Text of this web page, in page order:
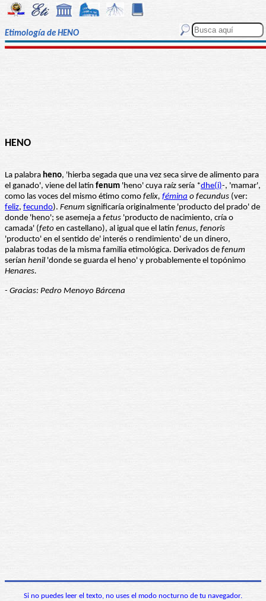
Etimología de HENO
HENO
La palabra heno, 'hierba segada que una vez seca sirve de alimento para
el ganado', viene del latín fenum 'heno' cuya raíz sería *dhe(i)-, 'mamar',
como las voces del mismo étimo como felix, fémina o fecundus (ver:
feliz, fecundo). Fenum significaría originalmente 'producto del prado' de
donde 'heno'; se asemeja a fetus 'producto de nacimiento, cría o
camada' (feto en castellano), al igual que el latín fenus, fenoris
'producto' en el sentido de' interés o rendimiento' de un dinero,
palabras todas de la misma familia etimológica. Derivados de fenum
serían henil 'donde se guarda el heno' y probablemente el topónimo
Henares.
- Gracias: Pedro Menoyo Bárcena
Si no puedes leer el texto, no uses el modo nocturno de tu navegador.